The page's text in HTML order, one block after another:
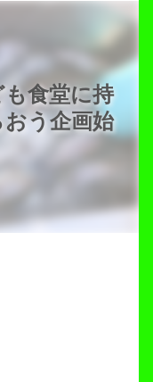
食堂に持
う企画始